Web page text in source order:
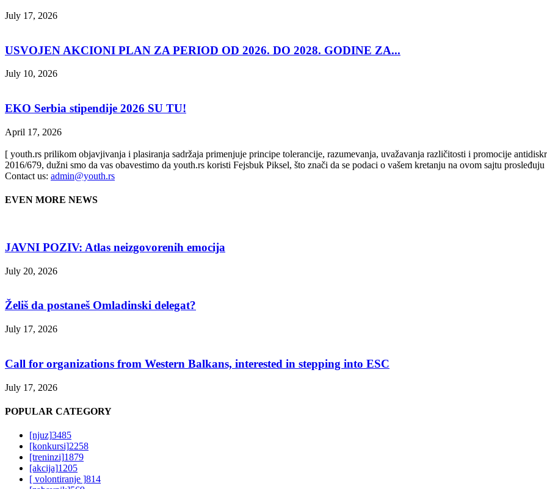
July 17, 2026
USVOJEN AKCIONI PLAN ZA PERIOD OD 2026. DO 2028. GODINE ZA...
July 10, 2026
EKO Serbia stipendije 2026 SU TU!
April 17, 2026
[ youth.rs prilikom objavjivanja i plasiranja sadržaja primenjuje principe tolerancije, razumevanja, uvažavanja različitosti i promocije
2016/679, dužni smo da vas obavestimo da youth.rs koristi Fejsbuk Piksel, što znači da se podaci o vašem kretanju na ovom sajtu
Contact us: admin@youth.rs
EVEN MORE NEWS
JAVNI POZIV: Atlas neizgovorenih emocija
July 20, 2026
Želiš da postaneš Omladinski delegat?
July 17, 2026
Call for organizations from Western Balkans, interested in stepping into ESC
July 17, 2026
POPULAR CATEGORY
[njuz]3485
[konkursi]2258
[treninzi]1879
[akcija]1205
[ volontiranje ]814